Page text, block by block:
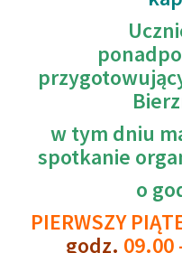
w tym dniu
spotkanie
o
PIERWSZY
godz. 09.00